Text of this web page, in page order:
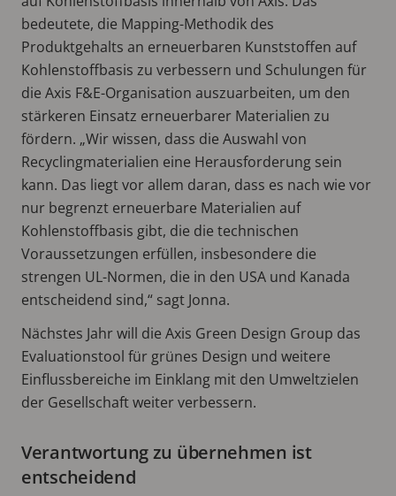
bedeutete, die Mapping-Methodik des
Produktgehalts an erneuerbaren Kunststoffen auf
Kohlenstoffbasis zu verbessern und Schulungen für
die Axis F&E-Organisation auszuarbeiten, um den
stärkeren Einsatz erneuerbarer Materialien zu
fördern. „Wir wissen, dass die Auswahl von
Recyclingmaterialien eine Herausforderung sein
kann. Das liegt vor allem daran, dass es nach wie vor
nur begrenzt erneuerbare Materialien auf
Kohlenstoffbasis gibt, die die technischen
Voraussetzungen erfüllen, insbesondere die
strengen UL-Normen, die in den USA und Kanada
entscheidend sind,“ sagt Jonna.
Nächstes Jahr will die Axis Green Design Group das
Evaluationstool für grünes Design und weitere
Einflussbereiche im Einklang mit den Umweltzielen
der Gesellschaft weiter verbessern.
Verantwortung zu übernehmen ist
entscheidend